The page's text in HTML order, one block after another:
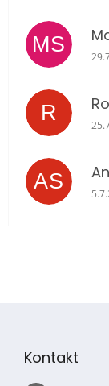
MS
R
AS
Kontakt